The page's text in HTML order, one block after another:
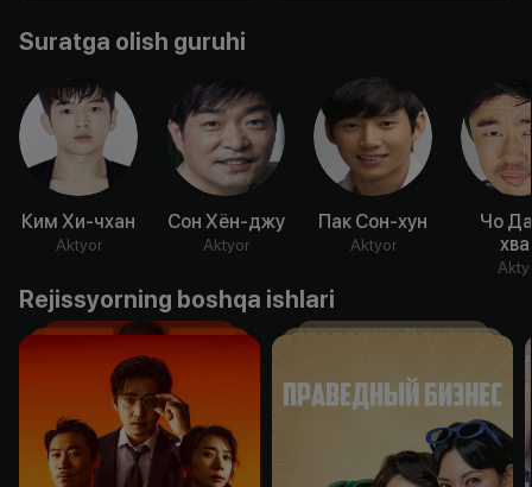
Suratga olish guruhi
Ким Хи-чхан
Aktyor
Сон Хён-джу
Aktyor
Пак Сон-хун
Aktyor
Чо
Rejissyorning boshqa ishlari